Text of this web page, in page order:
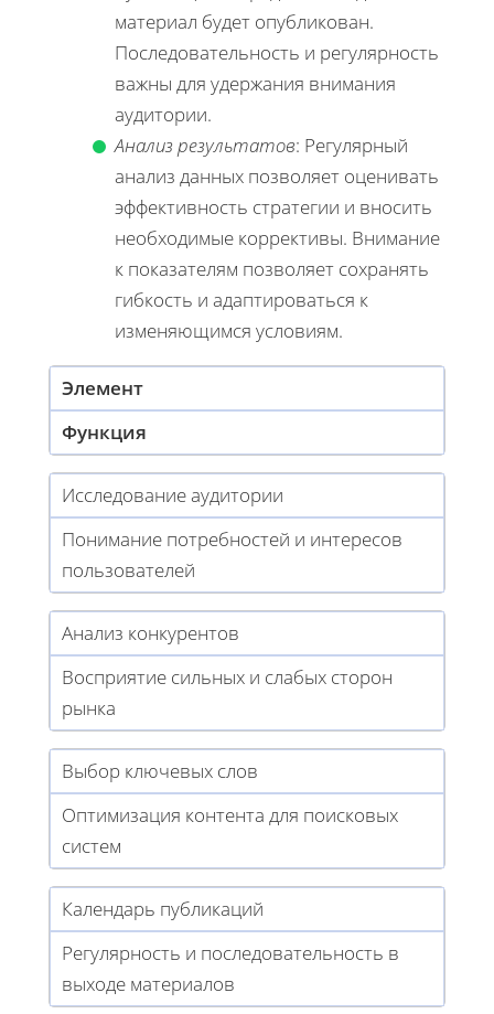
материал будет опубликован.
Последовательность и регулярность
важны для удержания внимания
аудитории.
Анализ результатов: Регулярный
анализ данных позволяет оценивать
эффективность стратегии и вносить
необходимые коррективы. Внимание
к показателям позволяет сохранять
гибкость и адаптироваться к
изменяющимся условиям.
Элемент
Функция
Исследование аудитории
Понимание потребностей и интересов
пользователей
Анализ конкурентов
Восприятие сильных и слабых сторон
рынка
Выбор ключевых слов
Оптимизация контента для поисковых
систем
Календарь публикаций
Регулярность и последовательность в
выходе материалов